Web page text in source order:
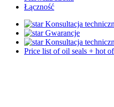
Łączność
Konsultacja
Gwarancje
Konsultacja
Price list of oil seals + hot